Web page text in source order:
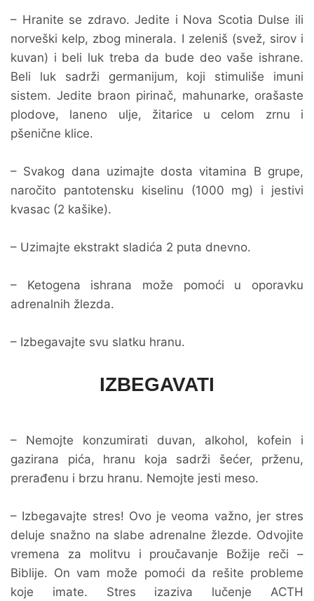
– Hranite se zdravo. Jedite i Nova Scotia Dulse ili
norveški kelp, zbog minerala. I zeleniš (svež, sirov i
kuvan) i beli luk treba da bude deo vaše ishrane.
Beli luk sadrži germanijum, koji stimuliše imuni
sistem. Jedite braon pirinač, mahunarke, orašaste
plodove, laneno ulje, žitarice u celom zrnu i
pšenične klice.
– Svakog dana uzimajte dosta vitamina B grupe,
naročito pantotensku kiselinu (1000 mg) i jestivi
kvasac (2 kašike).
– Uzimajte ekstrakt sladića 2 puta dnevno.
– Ketogena ishrana može pomoći u oporavku
adrenalnih žlezda.
– Izbegavajte svu slatku hranu.
IZBEGAVATI
– Nemojte konzumirati duvan, alkohol, kofein i
gazirana pića, hranu koja sadrži šećer, prženu,
prerađenu i brzu hranu. Nemojte jesti meso.
– Izbegavajte stres! Ovo je veoma važno, jer stres
deluje snažno na slabe adrenalne žlezde. Odvojite
vremena za molitvu i proučavanje Božije reči –
Biblije. On vam može pomoći da rešite probleme
koje imate. Stres izaziva lučenje ACTH